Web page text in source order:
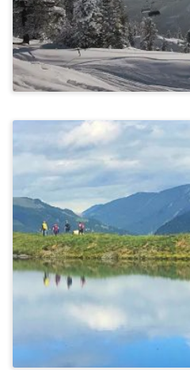
Stressbewältigung &
Miteinander, Bewegung &
Wandern In St.